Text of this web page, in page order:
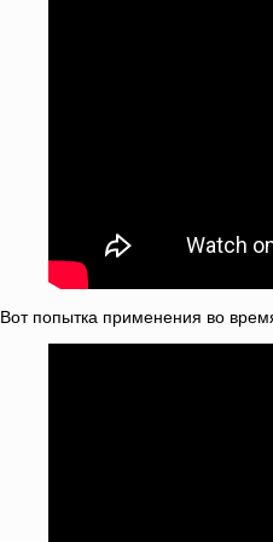
Вот попытка применения во